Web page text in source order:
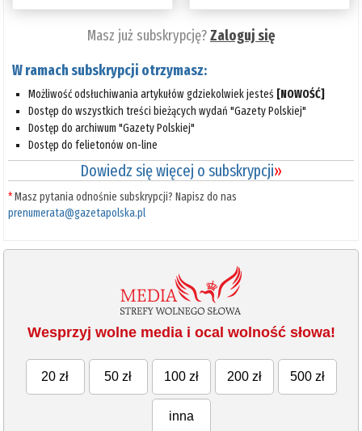
Masz już subskrypcję?Zaloguj się
W ramach subskrypcji otrzymasz:
Możliwość odsłuchiwania artykułów gdziekolwiek jesteś [NOWOŚĆ]
Dostęp do wszystkich treści bieżących wydań "Gazety Polskiej"
Dostęp do archiwum "Gazety Polskiej"
Dostęp do felietonów on-line
Dowiedz się więcej o subskrypcji»
*Masz pytania odnośnie subskrypcji? Napisz do nas
prenumerata@gazetapolska.pl
Wesprzyj wolne media i ocal wolność słowa!
20 zł 50 zł 100 zł 200 zł 500 zł
inna